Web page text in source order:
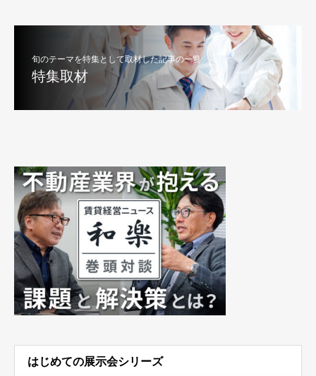
旬のテーマを特集として取材した記事の一覧
特集取材
はじめての展示会シリーズ